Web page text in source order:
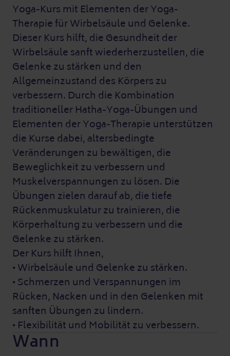
Yoga-Kurs mit Elementen der Yoga-
Therapie für Wirbelsäule und Gelenke.
Dieser Kurs hilft, die Gesundheit der
Wirbelsäule sanft wiederherzustellen, die
Gelenke zu stärken und den
Allgemeinzustand des Körpers zu
verbessern. Durch die Kombination
traditioneller Hatha-Yoga-Übungen und
Elementen der Yoga-Therapie unterstützen
die Kurse dabei, altersbedingte
Veränderungen zu bewältigen, die
Beweglichkeit zu verbessern und
Muskelverspannungen zu lösen. Die
Übungen zielen darauf ab, die tiefe
Rückenmuskulatur zu trainieren, die
Körperhaltung zu verbessern und die
Gelenke zu stärken.
Der Kurs hilft Ihnen,
• Wirbelsäule und Gelenke zu stärken.
• Schmerzen und Verspannungen im
Rücken, Nacken und in den Gelenken mit
sanften Übungen zu lindern.
• Flexibilität und Mobilität zu verbessern.
Wann